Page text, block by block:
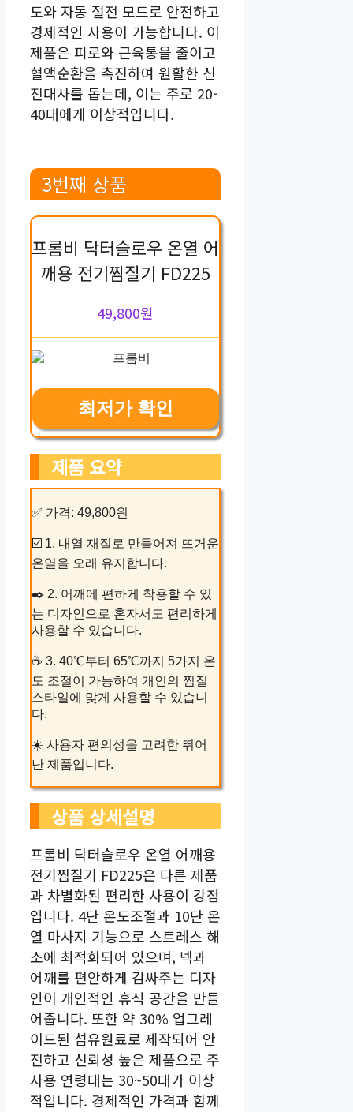
도와 자동 절전 모드로 안전하고
경제적인 사용이 가능합니다. 이
제품은 피로와 근육통을 줄이고
혈액순환을 촉진하여 원활한 신
진대사를 돕는데, 이는 주로 20-
40대에게 이상적입니다.
3번째 상품
프롬비 닥터슬로우 온열 어
깨용 전기찜질기 FD225
49,800원
최저가 확인
제품 요약
✅ 가격: 49,800원
☑️ 1. 내열 재질로 만들어져 뜨거운
온열을 오래 유지합니다.
✒️ 2. 어깨에 편하게 착용할 수 있
는 디자인으로 혼자서도 편리하게
사용할 수 있습니다.
☕ 3. 40℃부터 65℃까지 5가지 온
도 조절이 가능하여 개인의 찜질
스타일에 맞게 사용할 수 있습니
다.
☀️ 사용자 편의성을 고려한 뛰어
난 제품입니다.
상품 상세설명
프롬비 닥터슬로우 온열 어깨용
전기찜질기 FD225은 다른 제품
과 차별화된 편리한 사용이 강점
입니다. 4단 온도조절과 10단 온
열 마사지 기능으로 스트레스 해
소에 최적화되어 있으며, 넥과
어깨를 편안하게 감싸주는 디자
인이 개인적인 휴식 공간을 만들
어줍니다. 또한 약 30% 업그레
이드된 섬유원료로 제작되어 안
전하고 신뢰성 높은 제품으로 주
사용 연령대는 30~50대가 이상
적입니다. 경제적인 가격과 함께